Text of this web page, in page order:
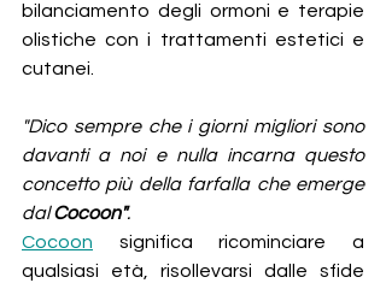
bilanciamento degli ormoni e terapie
olistiche con i trattamenti estetici e
cutanei.
"Dico sempre che i giorni migliori sono
davanti a noi e nulla incarna questo
concetto più della farfalla che emerge
dal Cocoon".
Cocoon significa ricominciare a
qualsiasi età, risollevarsi dalle sfide